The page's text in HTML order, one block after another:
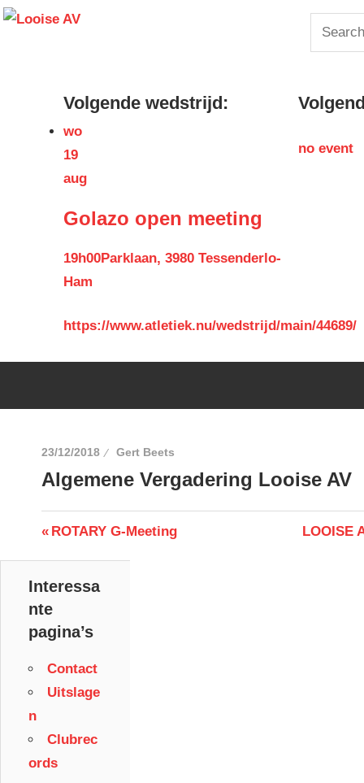
Skip
Search
for:
Volgende wedstrijd:
wo
19
aug
Golazo open meeting
19h00Parklaan, 3980 Tessenderlo-
Ham
https://www.atletiek.nu/wedstrijd/main/44689/
no event
23/12/2018 Gert Beets
Algemene Vergadering Looise AV
Berichtnavigatie
Previous
ROTARY G-Meeting
Next
LOOISE
Interessa
nte
pagina’s
Contact
Uitslage
n
Clubrec
ords